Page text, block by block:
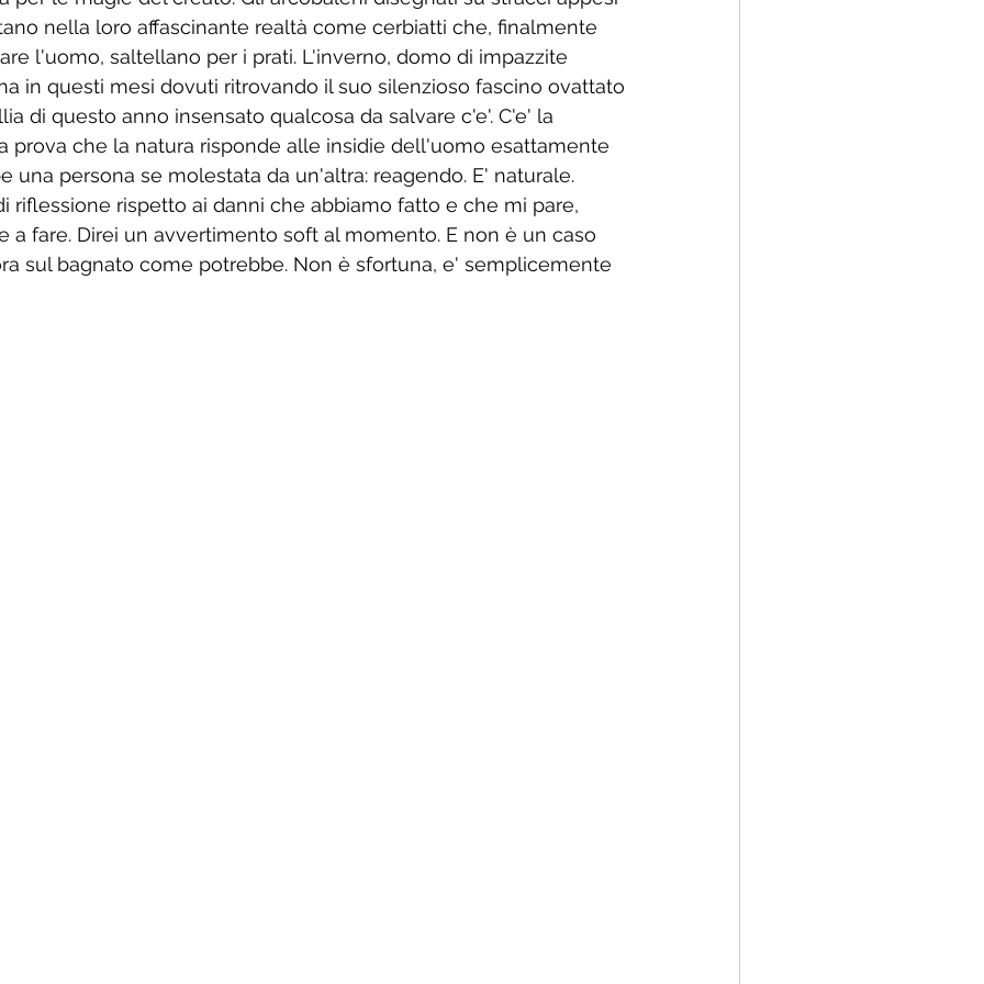
nella loro affascinante realtà come cerbiatti che, finalmente
l'uomo, saltellano per i prati. L'inverno, domo di impazzite
in questi mesi dovuti ritrovando il suo silenzioso fascino ovattato
di questo anno insensato qualcosa da salvare c'e'. C'e' la
prova che la natura risponde alle insidie dell'uomo esattamente
una persona se molestata da un'altra: reagendo. E' naturale.
riflessione rispetto ai danni che abbiamo fatto e che mi pare,
a fare. Direi un avvertimento soft al momento. E non è un caso
sul bagnato come potrebbe. Non è sfortuna, e' semplicemente